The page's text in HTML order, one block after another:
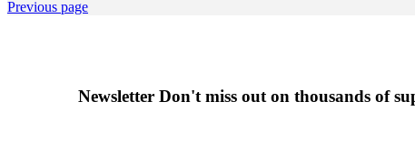
Previous page
Newsletter Don't miss out on thousands of